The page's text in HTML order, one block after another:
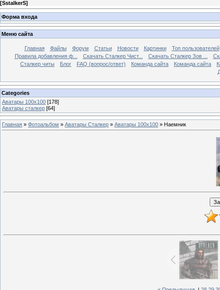
[SstalkerS]
Форма входа
Меню сайта
Главная Файлы Форум Статьи Новости Картинки
Топ пользователей
Правила добавления ф...
Скачать Сталкер Чист... Скачать Сталкер Зов ...
Сталкер читы
Блог FAQ (вопрос/ответ) Команда сайта Команда сайта
Categories
Аватары 100x100 [178]
Аватары сталкер [64]
Главная » Фотоальбом » Аватары Сталкер » Аватары 100x100 » Наемник